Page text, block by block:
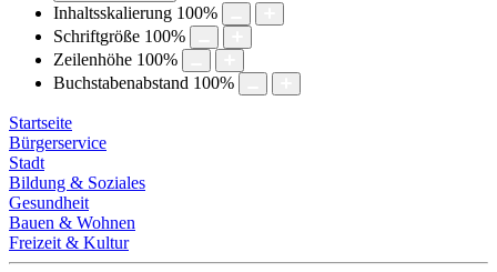
Inhaltsskalierung 100%
Schriftgröße 100%
Zeilenhöhe 100%
Buchstabenabstand 100%
Startseite
Bürgerservice
Stadt
Bildung & Soziales
Gesundheit
Bauen & Wohnen
Freizeit & Kultur